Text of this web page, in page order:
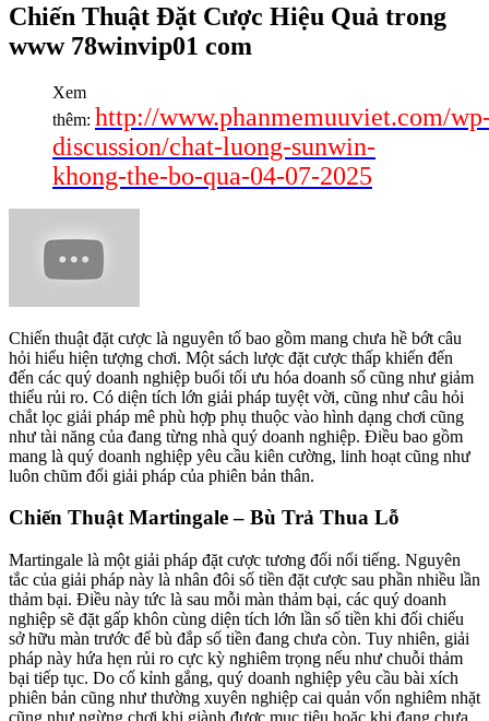
Chiến Thuật Đặt Cược Hiệu Quả trong
www 78winvip01 com
Xem
thêm: http://www.phanmemuuviet.com/
discussion/chat-luong-sunwin-
khong-the-bo-qua-04-07-2025
Chiến thuật đặt cược là nguyên tố bao gồm mang chưa hề bớt câu
hỏi hiểu hiện tượng chơi. Một sách lược đặt cược thấp khiến đến
đến các quý doanh nghiệp buổi tối ưu hóa doanh số cũng như giảm
thiểu rủi ro. Có diện tích lớn giải pháp tuyệt vời, cũng như câu hỏi
chắt lọc giải pháp mê phù hợp phụ thuộc vào hình dạng chơi cũng
như tài năng của đang từng nhà quý doanh nghiệp. Điều bao gồm
mang là quý doanh nghiệp yêu cầu kiên cường, linh hoạt cũng như
luôn chũm đổi giải pháp của phiên bản thân.
Chiến Thuật Martingale – Bù Trả Thua Lỗ
Martingale là một giải pháp đặt cược tương đối nổi tiếng. Nguyên
tắc của giải pháp này là nhân đôi số tiền đặt cược sau phần nhiều lần
thảm bại. Điều này tức là sau mỗi màn thảm bại, các quý doanh
nghiệp sẽ đặt gấp khôn cùng diện tích lớn lần số tiền khi đối chiếu
sở hữu màn trước để bù đắp số tiền đang chưa còn. Tuy nhiên, giải
pháp này hứa hẹn rủi ro cực kỳ nghiêm trọng nếu như chuỗi thảm
bại tiếp tục. Do cố kỉnh gắng, quý doanh nghiệp yêu cầu bài xích
phiên bản cũng như thường xuyên nghiệp cai quản vốn nghiêm nhặt
cũng như ngừng chơi khi giành được mục tiêu hoặc khi đang chưa